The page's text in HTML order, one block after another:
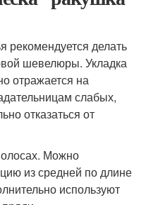
рекомендуется делать
шевелюры. Укладка
отражается на
слабых,
отказаться от
Можно
из средней по длине
используют